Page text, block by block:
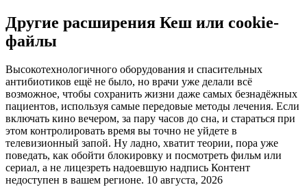
Другие расширения Кеш или cookie-
файлы
Высокотехнологичного оборудования и спасительных
антибиотиков ещё не было, но врачи уже делали всё
возможное, чтобы сохранить жизни даже самых безнадёжных
пациентов, используя самые передовые методы лечения. Если
включать кино вечером, за пару часов до сна, и стараться при
этом контролировать время вы точно не уйдете в
телевизионный запой. Ну ладно, хватит теории, пора уже
поведать, как обойти блокировку и посмотреть фильм или
сериал, а не лицезреть надоевшую надпись Контент
недоступен в вашем регионе. 10 августа, 2026